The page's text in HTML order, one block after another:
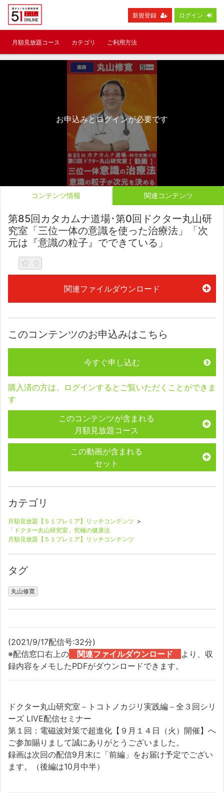
新規登録 ログイン
月額見放題コース カテゴリ ご利用方法
お申込みとログインが必要です
コンテンツ情報 関連コンテンツ
第85回カタカムナ道場･第0回ドクター丸山研
究室「三位一体の意識を使った治療法」「次
元は『意識の粒子』でできている」
0
関連ファイルダウンロード
このコンテンツのお申込みはこちら
今すぐ申し込む
購入済の方は、ログインするとご覧いただくことができま
す
このコンテンツが含まれる
月額見放題コース
この動画が含まれる
セット
カテゴリ
月額見放題【５１プレミア】リッチコンテンツ >
「ドクター丸山研究室」究極の健康法
月額見放題【５１プレミア】リッチコンテンツ
タグ
丸山修寛
(2021/9/17配信号:32分)
※配信窓口右上の 関連ファイルダウンロード より、収
録内容をメモしたPDFがダウンロードできます。
ドクター丸山研究室－トコトノカジリ実践編－全３回シリ
ーズ LIVE配信セミナー
第１回：電磁波対策で超進化【９月１４日（火）開催】へ
ご参加賜りまして誠にありがとうございました。
録画は次回の配信9月末に「前編」をお届け予定でござい
ます。（後編は10月中半）